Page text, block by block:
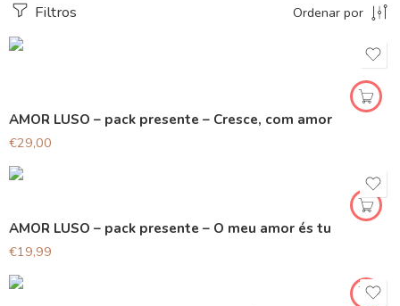
Filtros Ordenar por
AMOR LUSO – pack presente – Cresce, com amor
€29,00
AMOR LUSO – pack presente – O meu amor és tu
€19,99